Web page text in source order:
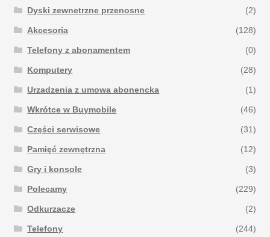
Dyski zewnetrzne przenosne (2)
Akcesoria (128)
Telefony z abonamentem (0)
Komputery (28)
Urzadzenia z umowa abonencka (1)
Wkrótce w Buymobile (46)
Części serwisowe (31)
Pamięć zewnętrzna (12)
Gry i konsole (3)
Polecamy (229)
Odkurzacze (2)
Telefony (244)